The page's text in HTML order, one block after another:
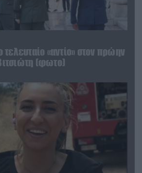
«αντίο» στον πρώην
(φωτο)